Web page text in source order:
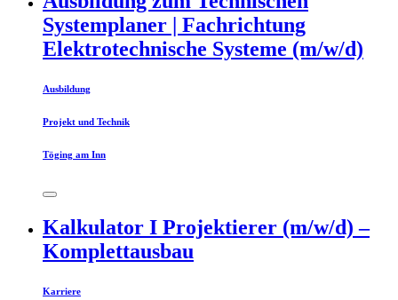
Systemplaner | Fachrichtung
Elektrotechnische Systeme (m/w/d)
Ausbildung
Projekt und Technik
Töging am Inn
Kalkulator I Projektierer (m/w/d) –
Komplettausbau
Karriere